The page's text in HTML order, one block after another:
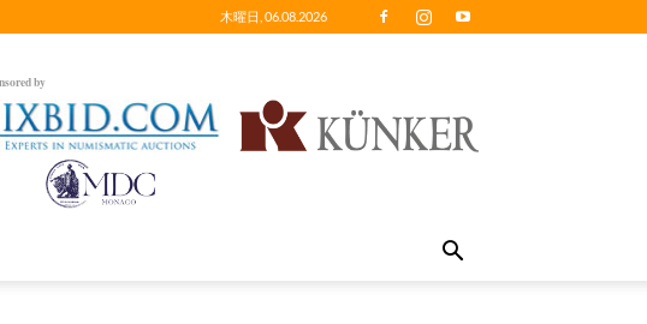
木曜日, 06.08.2026
by